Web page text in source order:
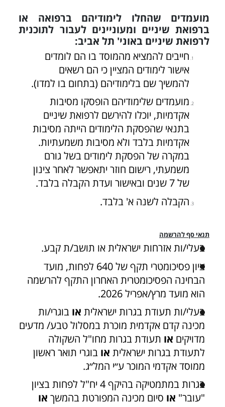
מועמדים שהחלו לימודיהם ברפואה או
ברפואת שיניים ומעוניינים לעבור לתוכנית
לרפואת שיניים באוני' תל אביב:
חייבים להמציא מהמוסד בו הם לומדים
אישור לימודים המציין כי הם רשאים
להמשיך שם בלימודיהם (בתחום בו למדו).
מועמדים שלימודיהם הופסקו מסיבות
אקדמיות, יוכלו להירשם לרפואת שיניים
בתנאי שהפסקת הלימודים הייתה מסיבות
אקדמיות בלבד ולא מסיבות משמעתיות.
במקרה של הפסקת לימודים בשל גורם
משמעתי, רישום חוזר יתאפשר לאחר צינון
של 7 שנים ובאישור ועדת הקבלה בלבד.
הקבלה לשנה א' בלבד.
תנאי סף להרשמה
בעלי/ות אזרחות ישראלית או תושב/ת קבע.
ציון פסיכומטרי תקף של 640 לפחות, מועד
הבחינה הפסיכומטרית האחרון התקף להרשמה
הוא מועד מרץ/אפריל 2026.
בעלי/ות תעודת בגרות ישראלית אובוגרי/ות
מכינה קדם אקדמית מוכרת במסלול טבע/ מדעים
מדויקים או תעודת בגרות מחו"ל השקולה
לתעודת בגרות ישראלית או בוגרי תואר ראשון
ממוסד אקדמי המוכר ע״י המל״ג.
בגרות במתמטיקה בהיקף 4 יח"ל לפחות בציון
"עובר" או סיום מכינה המפורטת בהמשך או